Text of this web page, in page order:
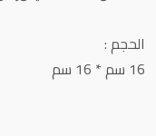
الحجم :
16 سم * 16 سم